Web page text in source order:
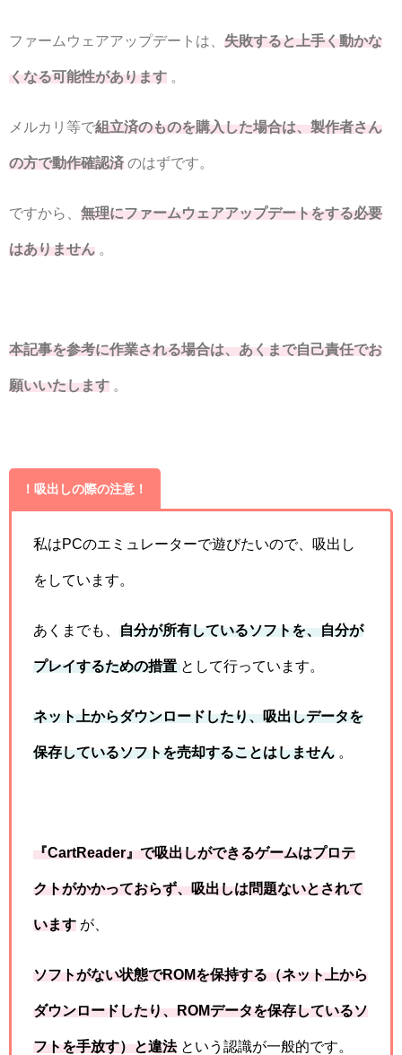
ファームウェアアップデートは、 失敗すると上手く動かな
くなる可能性があります
メルカリ等で組立済のものを購入した場合は、製作者さん
の方で動作確認済 のはずです。
ですから、 無理にファームウェアアップデートをする必要
はありません
本記事を参考に作業される場合は、あくまで自己責任でお
願いいたします
！吸出しの際の注意！
私はPCのエミュレーターで遊びたいので、吸出し
をしています。
あくまでも、 自分が所有しているソフトを、自分が
プレイするための措置として行っています。
ネット上からダウンロードしたり、吸出しデータを
保存しているソフトを売却することはしません
『CartReader』で吸出しができるゲームはプロテ
クトがかかっておらず、吸出しは問題ないとされて
います が、
ソフトがない状態でROMを保持する（ネット上から
ダウンロードしたり、ROMデータを保存しているソ
フトを手放す）と違法という認識が一般的です。